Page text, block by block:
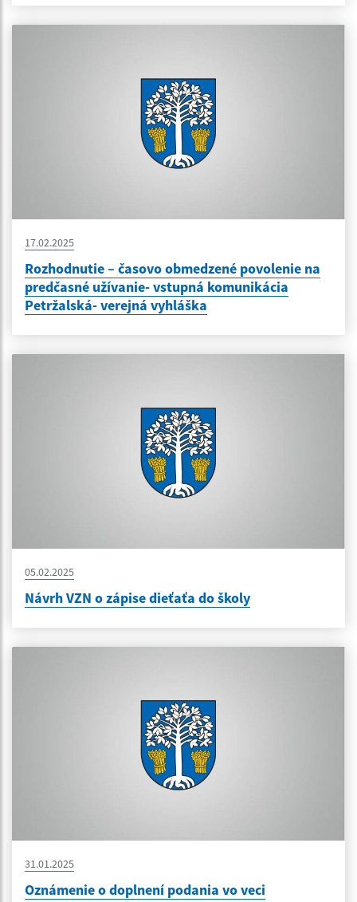
17.02.2025
Rozhodnutie – časovo obmedzené povolenie na
predčasné užívanie- vstupná komunikácia
Petržalská- verejná vyhláška
05.02.2025
Návrh VZN o zápise dieťaťa do školy
31.01.2025
Oznámenie o doplnení podania vo veci